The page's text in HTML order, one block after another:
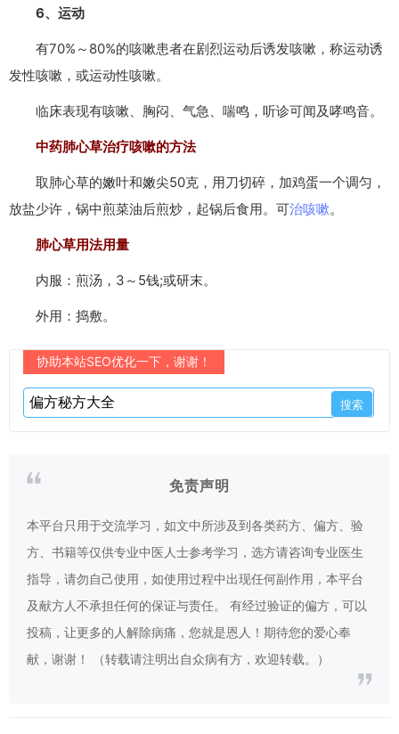
6、运动
有70%～80%的咳嗽患者在剧烈运动后诱发咳嗽，称运动诱
发性咳嗽，或运动性咳嗽。
临床表现有咳嗽、胸闷、气急、喘鸣，听诊可闻及哮鸣音。
中药肺心草治疗咳嗽的方法
取肺心草的嫩叶和嫩尖50克，用刀切碎，加鸡蛋一个调匀，
放盐少许，锅中煎菜油后煎炒，起锅后食用。可治咳嗽。
肺心草用法用量
内服：煎汤，3～5钱;或研末。
外用：捣敷。
协助本站SEO优化一下，谢谢！
免责声明
本平台只用于交流学习，如文中所涉及到各类药方、偏方、验
方、书籍等仅供专业中医人士参考学习，选方请咨询专业医生
指导，请勿自己使用，如使用过程中出现任何副作用，本平台
及献方人不承担任何的保证与责任。 有经过验证的偏方，可以
投稿，让更多的人解除病痛，您就是恩人！期待您的爱心奉
献，谢谢！ （转载请注明出自众病有方，欢迎转载。）